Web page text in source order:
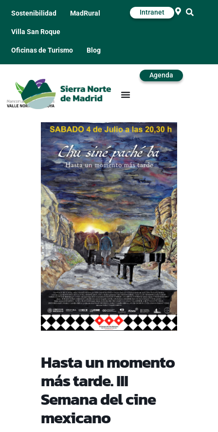
Sostenibilidad MadRural
Villa San Roque
Oficinas de Turismo Blog
Intranet
Agenda
Hasta un momento
más tarde. III
Semana del cine
mexicano